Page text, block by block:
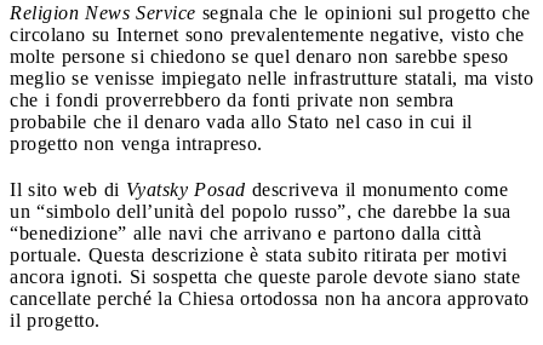
Religion News Service segnala che le opinioni sul progetto che
circolano su Internet sono prevalentemente negative, visto che
molte persone si chiedono se quel denaro non sarebbe speso
meglio se venisse impiegato nelle infrastrutture statali, ma visto
che i fondi proverrebbero da fonti private non sembra
probabile che il denaro vada allo Stato nel caso in cui il
progetto non venga intrapreso.
Il sito web di Vyatsky Posad descriveva il monumento come
un “simbolo dell’unità del popolo russo”, che darebbe la sua
“benedizione” alle navi che arrivano e partono dalla città
portuale. Questa descrizione è stata subito ritirata per motivi
ancora ignoti. Si sospetta che queste parole devote siano state
cancellate perché la Chiesa ortodossa non ha ancora approvato
il progetto.